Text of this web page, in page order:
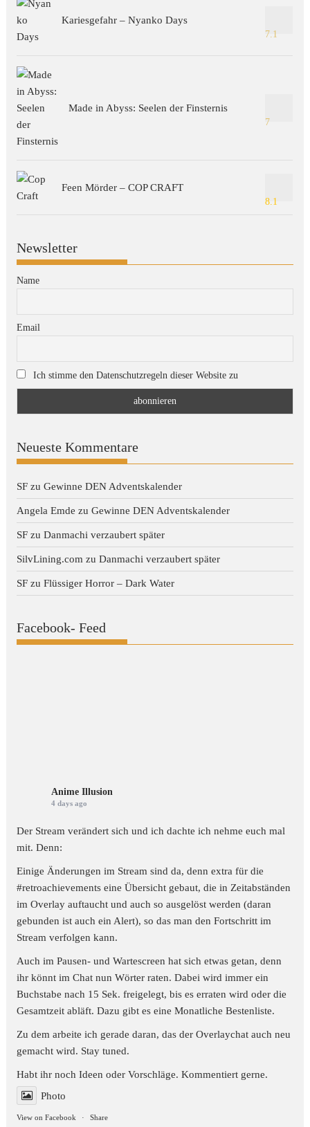
Kariesgefahr – Nyanko Days
7.1
Made in Abyss: Seelen der Finsternis
7
Feen Mörder – COP CRAFT
8.1
Newsletter
Name
Email
Ich stimme den Datenschutzregeln dieser Website zu
Neueste Kommentare
SF zuGewinne DEN Adventskalender
Angela Emde zuGewinne DEN Adventskalender
SF zuDanmachi verzaubert später
SilvLining.com zuDanmachi verzaubert später
SF zuFlüssiger Horror – Dark Water
Facebook- Feed
Anime Illusion
4 days ago
Der Stream verändert sich und ich dachte ich nehme euch mal
mit. Denn:
Einige Änderungen im Stream sind da, denn extra für die
#retroachievements eine Übersicht gebaut, die in Zeitabständen
im Overlay auftaucht und auch so ausgelöst werden (daran
gebunden ist auch ein Alert), so das man den Fortschritt im
Stream verfolgen kann.
Auch im Pausen- und Wartescreen hat sich etwas getan, denn
ihr könnt im Chat nun Wörter raten. Dabei wird immer ein
Buchstabe nach 15 Sek. freigelegt, bis es erraten wird oder die
Gesamtzeit abläft. Dazu gibt es eine Monatliche Bestenliste.
Zu dem arbeite ich gerade daran, das der Overlaychat auch neu
gemacht wird. Stay tuned.
Habt ihr noch Ideen oder Vorschläge. Kommentiert gerne.
Photo
View on Facebook · Share